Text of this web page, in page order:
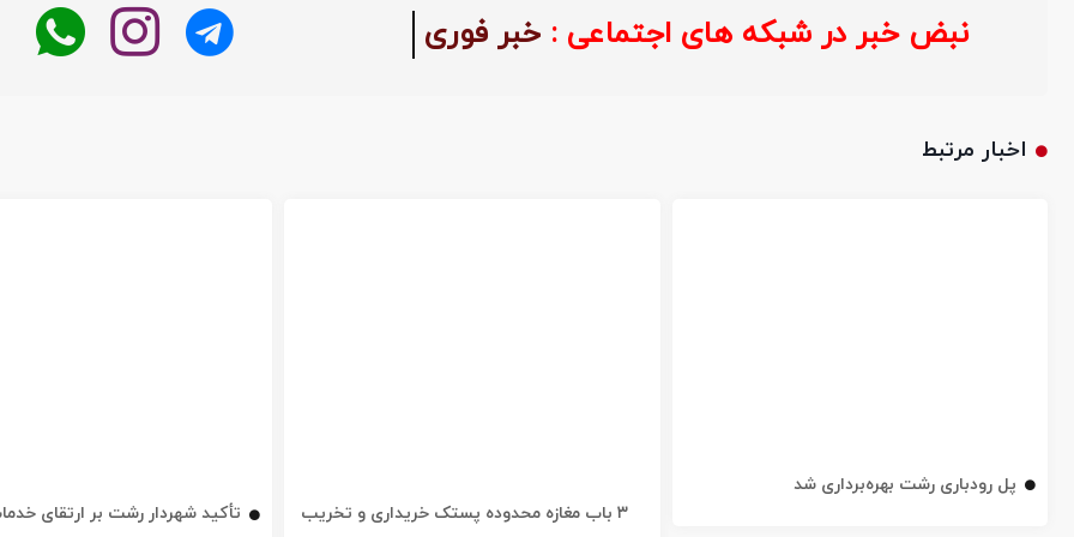
نبض خبر در شبکه های اجتماعی : خبر فوری
اخبار مرتبط
پل رودباری رشت بهره‌برداری شد
۳ باب مغازه محدوده پستک خریداری و تخریب
تأکید شهردار رشت بر ارتقای